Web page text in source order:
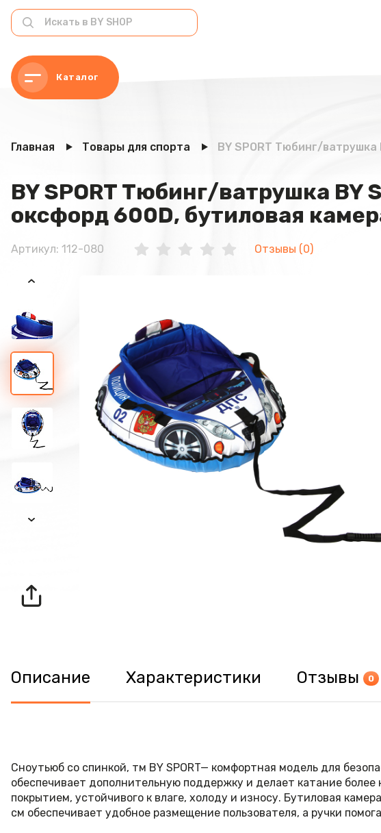
Каталог
Главная Товары для спорта BY SPORT Тюбинг/ватрушка
BY SPORT Тюбинг/ватрушка BY
оксфорд 600D, бутиловая
Артикул: 112-080 Отзывы (0)
Описание Характеристики Отзывы 0
Сноутьюб со спинкой, тм BY SPORT— комфортная модель для
обеспечивает дополнительную поддержку и делает катание
покрытием, устойчивого к влаге, холоду и износу. Бутиловая
см обеспечивает удобное размещение пользователя, а ручки